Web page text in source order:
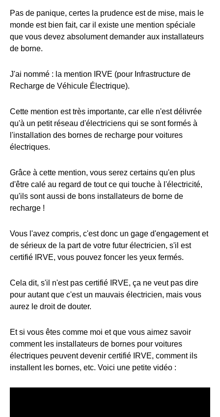
Pas de panique, certes la prudence est de mise, mais le
monde est bien fait, car il existe une mention spéciale
que vous devez absolument demander aux installateurs
de borne.
J'ai nommé : la mention IRVE (pour Infrastructure de
Recharge de Véhicule Électrique).
Cette mention est très importante, car elle n'est délivrée
qu'à un petit réseau d'électriciens qui se sont formés à
l'installation des bornes de recharge pour voitures
électriques.
Grâce à cette mention, vous serez certains qu'en plus
d'être calé au regard de tout ce qui touche à l'électricité,
qu'ils sont aussi de bons installateurs de borne de
recharge !
Vous l'avez compris, c'est donc un gage d'engagement et
de sérieux de la part de votre futur électricien, s'il est
certifié IRVE, vous pouvez foncer les yeux fermés.
Cela dit, s'il n'est pas certifié IRVE, ça ne veut pas dire
pour autant que c'est un mauvais électricien, mais vous
aurez le droit de douter.
Et si vous êtes comme moi et que vous aimez savoir
comment les installateurs de bornes pour voitures
électriques peuvent devenir certifié IRVE, comment ils
installent les bornes, etc. Voici une petite vidéo :